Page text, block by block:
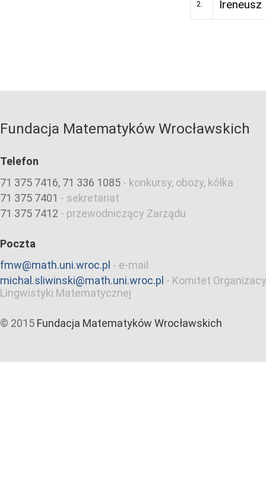
2.
Fundacja Matematyków Wrocławskich
Telefon
71 375 7416, 71 336 1085 - konkursy, obozy, kółka
71 375 7401 - sekretariat
71 375 7412 - przewodniczący Zarządu
Poczta
fmw@math.uni.wroc.pl - e-mail
michal.sliwinski@math.uni.wroc.pl - Komitet
Lingwistyki Matematycznej
© 2015 Fundacja Matematyków Wrocławskich